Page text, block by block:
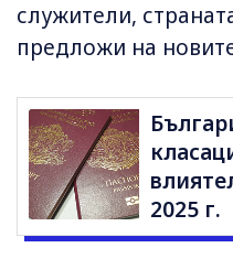
служители,
предложи на
2025 г.